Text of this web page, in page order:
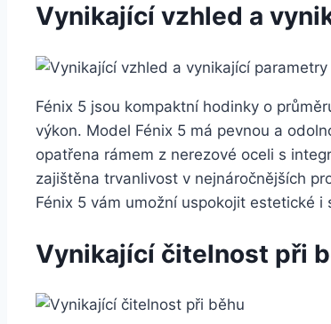
Vynikající vzhled a
Fénix 5 jsou kompaktní hodinky o
výkon. Model Fénix 5 má pevnou a
opatřena rámem z nerezové oceli s
zajištěna trvanlivost v nejnáročnějších
Fénix 5 vám umožní uspokojit estetické i
Vynikající čitelnost při